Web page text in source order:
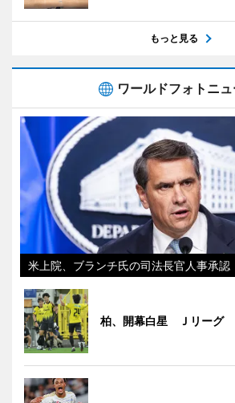
もっと見る
ワールドフォトニ
米上院、ブランチ氏の司法長官人事承認
柏、開幕白星 Ｊリーグ